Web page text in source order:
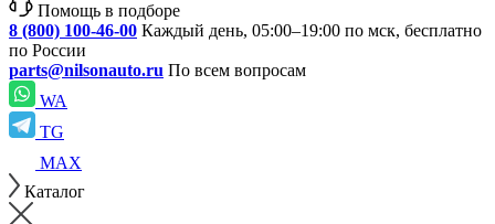
Помощь в подборе
8 (800) 100-46-00 Каждый день, 05:00–19:00 по мск, бесплатно
по России
parts@nilsonauto.ru По всем вопросам
WA
TG
MAX
Каталог